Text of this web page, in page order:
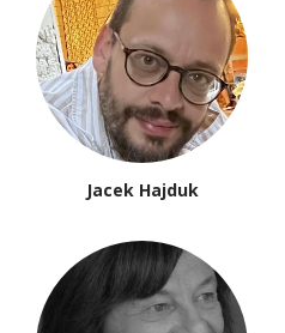
Jacek Hajduk